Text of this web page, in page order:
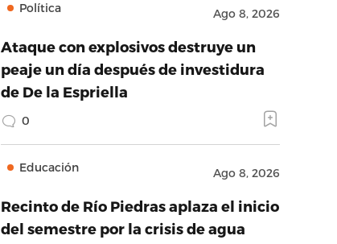
Política Ago 8, 2026
Ataque con explosivos destruye un
peaje un día después de investidura
de De la Espriella
0
Educación Ago 8, 2026
Recinto de Río Piedras aplaza el inicio
del semestre por la crisis de agua